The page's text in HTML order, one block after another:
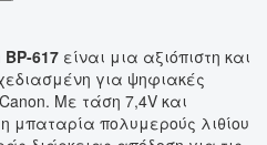
617 είναι μια αξιόπιστη και
για ψηφιακές
Με τάση 7,4V και
μπαταρία πολυμερούς λιθίου